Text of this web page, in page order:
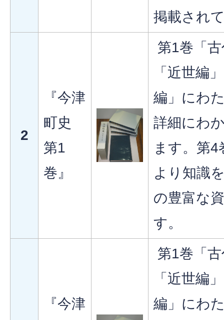
掲載され
2
『今津
町史
第1
巻』
第1巻「
「近世編
編」にわ
詳細にわ
ます。第4
より知識
の豊富な
す。
『今津
第1巻「
「近世編
編」にわ